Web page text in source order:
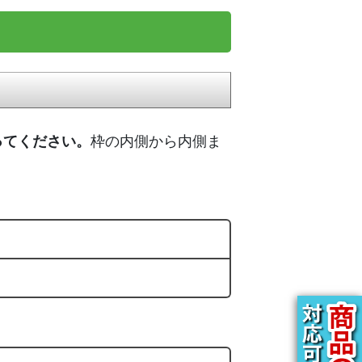
ください。 枠の内側から内側ま